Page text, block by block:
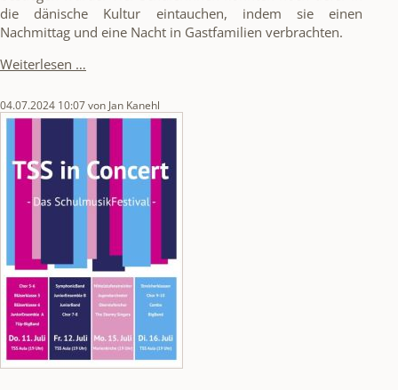
die dänische Kultur eintauchen, indem sie einen
Nachmittag und eine Nacht in Gastfamilien verbrachten.
Weiterlesen …
Silkeborg:
Schule
04.07.2024 10:07von Jan Kanehl